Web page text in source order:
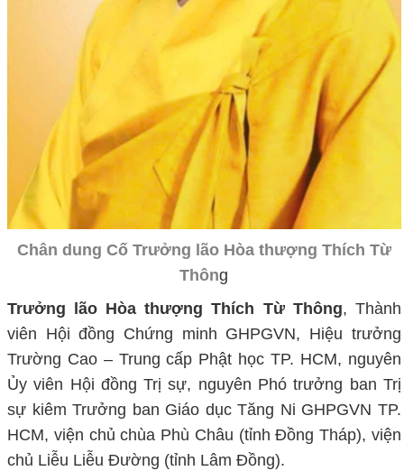
Chân dung Cố Trưởng lão Hòa thượng Thích Từ
Thông
Trưởng lão Hòa thượng Thích Từ Thông, Thành
viên Hội đồng Chứng minh GHPGVN, Hiệu trưởng
Trường Cao – Trung cấp Phật học TP. HCM, nguyên
Ủy viên Hội đồng Trị sự, nguyên Phó trưởng ban Trị
sự kiêm Trưởng ban Giáo dục Tăng Ni GHPGVN TP.
HCM, viện chủ chùa Phù Châu (tỉnh Đồng Tháp), viện
chủ Liễu Liễu Đường (tỉnh Lâm Đồng).